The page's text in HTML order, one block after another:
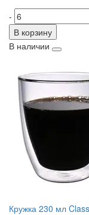
-
В корзину
В наличии
Кружка 230 мл